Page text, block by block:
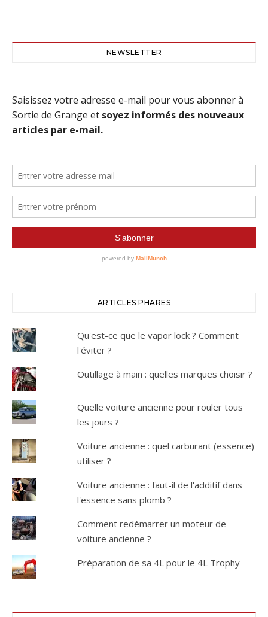
NEWSLETTER
ARTICLES PHARES
Qu'est-ce que le vapor lock ? Comment
l'éviter ?
Outillage à main : quelles marques choisir ?
Quelle voiture ancienne pour rouler tous
les jours ?
Voiture ancienne : quel carburant (essence)
utiliser ?
Voiture ancienne : faut-il de l'additif dans
l'essence sans plomb ?
Comment redémarrer un moteur de
voiture ancienne ?
Préparation de sa 4L pour le 4L Trophy